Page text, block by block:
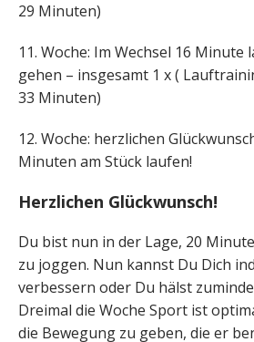
29 Minuten)
11. Woche: Im Wechsel 16 Minute
gehen – insgesamt 1 x (
33 Minuten)
12. Woche: herzlichen
Minuten am Stück laufen!
Herzlichen Glückwunsch!
Du bist nun in der Lage, 20
zu joggen. Nun kannst Du Dich
verbessern oder Du hälst
Dreimal die Woche Sport ist
die Bewegung zu geben, die er